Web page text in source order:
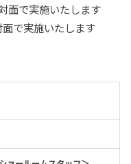
面で実施いたします
で実施いたします